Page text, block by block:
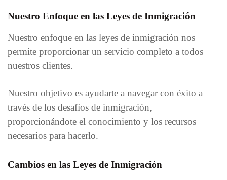
Nuestro Enfoque en las Leyes de Inmigración
Nuestro enfoque en las leyes de inmigración nos
permite proporcionar un servicio completo a todos
nuestros clientes.
Nuestro objetivo es ayudarte a navegar con éxito a
través de los desafíos de inmigración,
proporcionándote el conocimiento y los recursos
necesarios para hacerlo.
Cambios en las Leyes de Inmigración